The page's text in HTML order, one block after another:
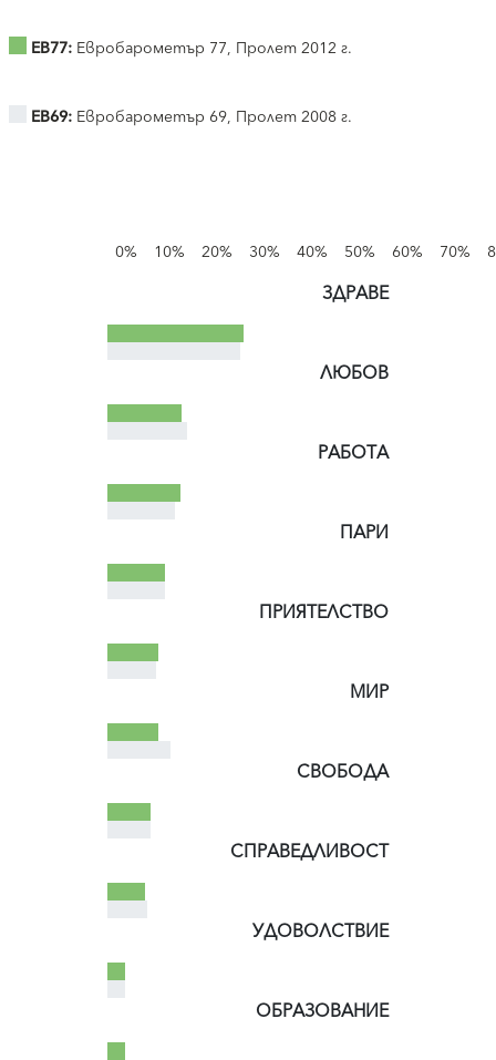
EB77: Евробарометър 77, Пролет 2012 г.
EB69: Евробарометър 69, Пролет 2008 г.
0% 10% 20% 30% 40% 50% 60% 70%
ЗДРАВЕ
ЛЮБОВ
РАБОТА
ПАРИ
ПРИЯТЕЛСТВО
МИР
СВОБОДА
СПРАВЕДЛИВОСТ
УДОВОЛСТВИЕ
ОБРАЗОВАНИЕ